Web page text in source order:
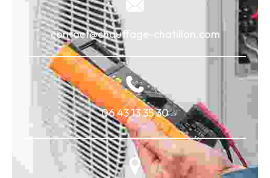
contact@chauffage-chatillon.com
06 43 13 35 30